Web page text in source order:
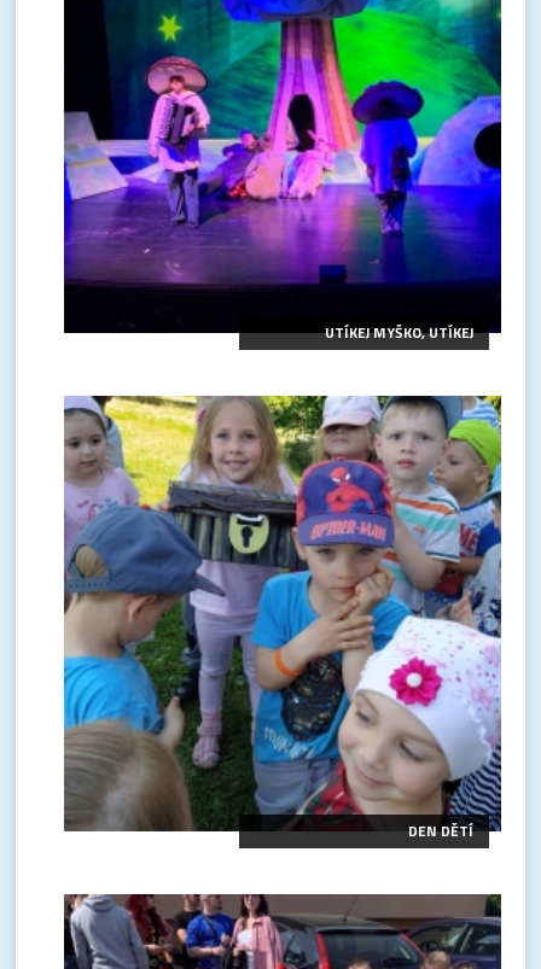
UTÍKEJ MYŠKO, UTÍKEJ
DEN DĚTÍ